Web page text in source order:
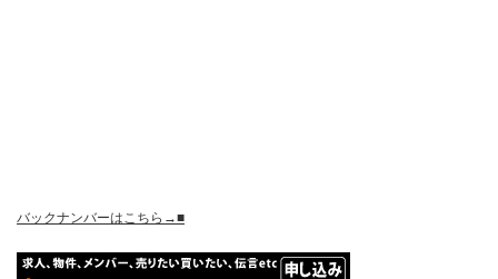
バックナンバーはこちら→■